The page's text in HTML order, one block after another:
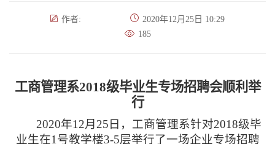
作者:
2020年12月25日 10:29
185
工商管理系2018级毕业生专场招聘会顺利举
行
2020年12月25日，工商管理系针对2018级毕
业生在1号教学楼3-5层举行了一场企业专场招聘